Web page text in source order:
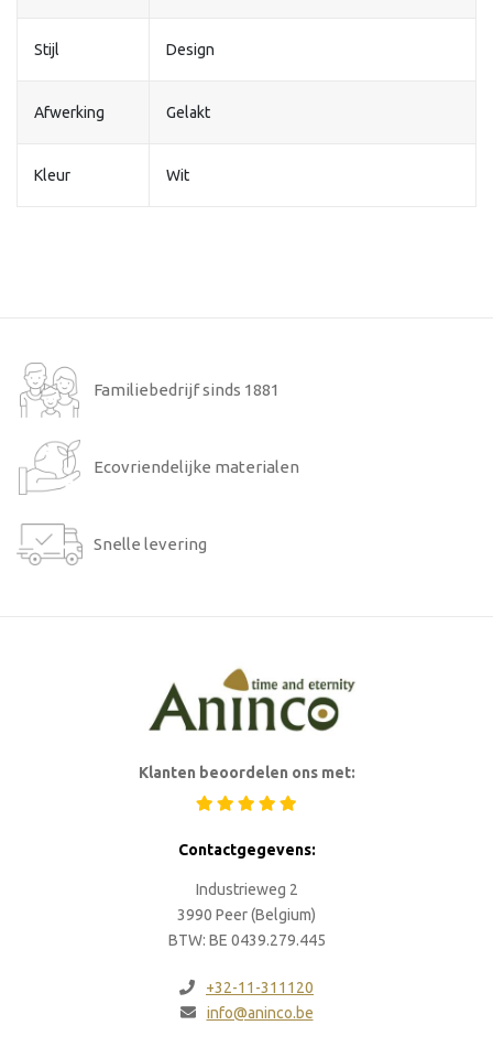
Stijl Design
Afwerking Gelakt
Kleur Wit
Familiebedrijf sinds 1881
Ecovriendelijke materialen
Snelle levering
Klanten beoordelen ons met:
Contactgegevens:
Industrieweg 2
3990 Peer (Belgium)
BTW: BE 0439.279.445
+32-11-311120
info@aninco.be